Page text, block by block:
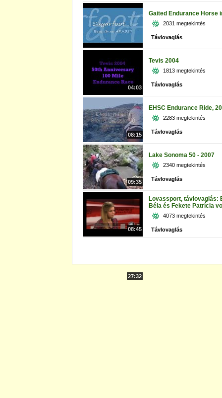
04:03
Gaited Endurance Horse
2031 megtekintés
Távlovaglás
08:15
Tevis 2004
1813 megtekintés
Távlovaglás
09:35
EHSC Endurance Ride,
2283 megtekintés
Távlovaglás
08:45
Lake Sonoma 50 - 2007
2340 megtekintés
Távlovaglás
27:32
Lovassport, távlovaglás:
Béla és Fekete Patrícia
4073 megtekintés
Távlovaglás